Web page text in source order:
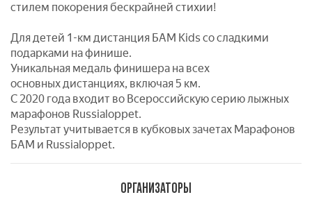
стилем покорения бескрайней стихии!
Для детей 1-км дистанция БАМ Kids со сладкими
подарками на финише.
Уникальная медаль финишера на всех
основных дистанциях, включая 5 км.
С 2020 года входит во Всероссийскую серию лыжных
марафонов Russialoppet.
Результат учитывается в кубковых зачетах Марафонов
БАМ и Russialoppet.
ОРГАНИЗАТОРЫ